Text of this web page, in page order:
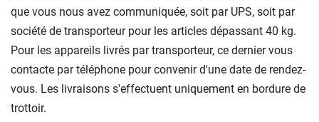
que vous nous avez communiquée, soit par UPS, soit par
société de transporteur pour les articles dépassant 40 kg.
Pour les appareils livrés par transporteur, ce dernier vous
contacte par téléphone pour convenir d'une date de rendez-
vous. Les livraisons s'effectuent uniquement en bordure de
trottoir.